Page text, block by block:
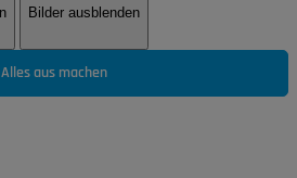
Bilder ausblenden
Alles aus machen